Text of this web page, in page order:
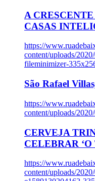
A
CASAS
https://
content/uploads/
fileminimizer-
São Rafael
https://
content/uploads/
CERVEJA
CELEBRAR
https://
content/uploads/